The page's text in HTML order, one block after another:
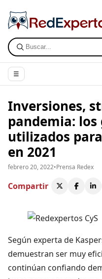
☰
Inversiones,
pandemia: los
utilizados
en 2021
febrero 20, 2022•Prensa Redex
Compartir
Según experta de
demuestran ser muy
continúan confiando